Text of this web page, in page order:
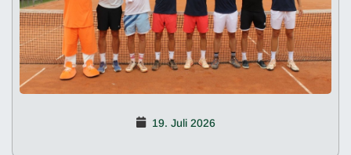
19. Juli 2026